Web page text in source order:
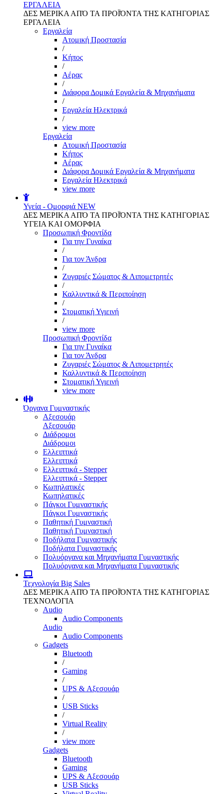
ΕΡΓΑΛΕΙΑ
ΔΕΣ ΜΕΡΙΚΑ ΑΠΌ ΤΑ ΠΡΟΪΌΝΤΑ ΤΗΣ ΚΑΤΗΓΟΡΙΑΣ
ΕΡΓΑΛΕΙΑ
Εργαλεία
Aτομική Προστασία
/
Kήπος
/
Αέρας
/
Διάφορα Δομικά Εργαλεία & Μηχανήματα
/
Εργαλεία Ηλεκτρικά
/
view more
Εργαλεία
Aτομική Προστασία
Kήπος
Αέρας
Διάφορα Δομικά Εργαλεία & Μηχανήματα
Εργαλεία Ηλεκτρικά
view more
Υγεία - Ομορφιά NEW
ΔΕΣ ΜΕΡΙΚΑ ΑΠΌ ΤΑ ΠΡΟΪΌΝΤΑ ΤΗΣ ΚΑΤΗΓΟΡΙΑΣ
ΥΓΕΙΑ ΚΑΙ ΟΜΟΡΦΙΑ
Προσωπική Φροντίδα
Για την Γυναίκα
/
Για τον Άνδρα
/
Ζυγαριές Σώματος & Λιπομετρητές
/
Καλλυντικά & Περιποίηση
/
Στοματική Υγιεινή
/
view more
Προσωπική Φροντίδα
Για την Γυναίκα
Για τον Άνδρα
Ζυγαριές Σώματος & Λιπομετρητές
Καλλυντικά & Περιποίηση
Στοματική Υγιεινή
view more
Όργανα Γυμναστικής
Αξεσουάρ
Αξεσουάρ
Διάδρομοι
Διάδρομοι
Ελλειπτικά
Ελλειπτικά
Ελλειπτικά - Stepper
Ελλειπτικά - Stepper
Κωπηλατικές
Κωπηλατικές
Πάγκοι Γυμναστικής
Πάγκοι Γυμναστικής
Παθητική Γυμναστική
Παθητική Γυμναστική
Ποδήλατα Γυμναστικής
Ποδήλατα Γυμναστικής
Πολυόργανα και Μηχανήματα Γυμναστικής
Πολυόργανα και Μηχανήματα Γυμναστικής
Τεχνολογία Big Sales
ΔΕΣ ΜΕΡΙΚΑ ΑΠΌ ΤΑ ΠΡΟΪΌΝΤΑ ΤΗΣ ΚΑΤΗΓΟΡΙΑΣ
ΤΕΧΝΟΛΟΓΙΑ
Audio
Audio Components
Audio
Audio Components
Gadgets
Bluetooth
/
Gaming
/
UPS & Αξεσουάρ
/
USB Sticks
/
Virtual Reality
/
view more
Gadgets
Bluetooth
Gaming
UPS & Αξεσουάρ
USB Sticks